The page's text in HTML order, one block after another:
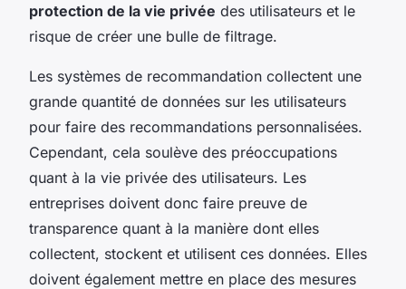
protection de la vie privée des utilisateurs et le
risque de créer une bulle de filtrage.
Les systèmes de recommandation collectent une
grande quantité de données sur les utilisateurs
pour faire des recommandations personnalisées.
Cependant, cela soulève des préoccupations
quant à la vie privée des utilisateurs. Les
entreprises doivent donc faire preuve de
transparence quant à la manière dont elles
collectent, stockent et utilisent ces données. Elles
doivent également mettre en place des mesures